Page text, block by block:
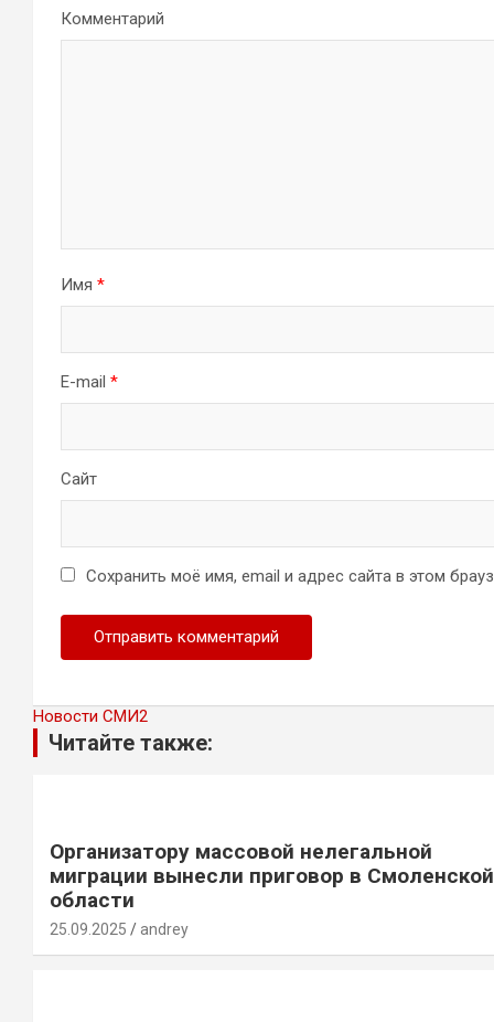
Комментарий
Имя *
E-mail *
Сайт
Сохранить моё имя, email и адрес сайта в этом
Новости СМИ2
Читайте также:
Организатору массовой нелегальной
миграции вынесли приговор в Смоленской
области
25.09.2025 andrey